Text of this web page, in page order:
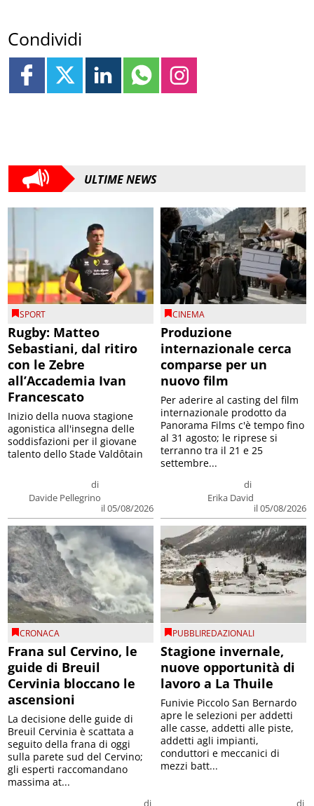
Condividi
ULTIME NEWS
SPORT
Rugby: Matteo
Sebastiani, dal ritiro
con le Zebre
all’Accademia Ivan
Francescato
di
Davide Pellegrino
il 05/08/2026
Inizio della nuova stagione
agonistica all'insegna delle
soddisfazioni per il giovane
talento dello Stade Valdôtain
CINEMA
Produzione
internazionale cerca
comparse per un
nuovo film
di
Erika David
il 05/08/2026
Per aderire al casting del film
internazionale prodotto da
Panorama Films c'è tempo fino
al 31 agosto; le riprese si
terranno tra il 21 e 25
settembre...
CRONACA
Frana sul Cervino, le
guide di Breuil
Cervinia bloccano le
ascensioni
di
La decisione delle guide di
Breuil Cervinia è scattata a
seguito della frana di oggi
sulla parete sud del Cervino;
gli esperti raccomandano
massima at...
PUBBLIREDAZIONALI
Stagione invernale,
nuove opportunità di
lavoro a La Thuile
di
Funivie Piccolo San Bernardo
apre le selezioni per addetti
alle casse, addetti alle piste,
addetti agli impianti,
conduttori e meccanici di
mezzi batt...